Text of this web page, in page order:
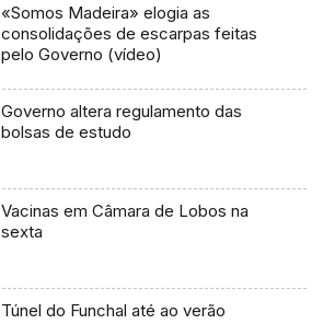
«Somos Madeira» elogia as
consolidações de escarpas feitas
pelo Governo (vídeo)
Governo altera regulamento das
bolsas de estudo
Vacinas em Câmara de Lobos na
sexta
Túnel do Funchal até ao verão